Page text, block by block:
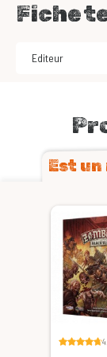
Fiche
Editeur
Est